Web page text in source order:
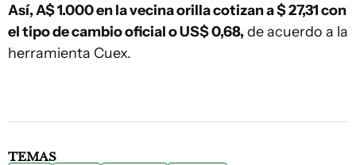
Así, A$ 1.000 en la vecina orilla cotizan a $ 27,31 con
el tipo de cambio oficial o US$ 0,68, de acuerdo a la
herramienta Cuex.
TEMAS